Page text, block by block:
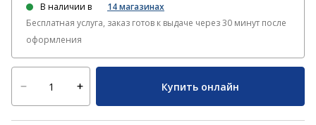
В наличии в 14магазинах
Бесплатная услуга, заказ готов к выдаче через 30 минут после
оформления
Купить онлайн